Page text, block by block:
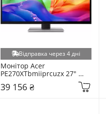
Відправка через 4 дні
Монітор Acer
PE270XTbmiiprcuzx 27"
39 156 ₴